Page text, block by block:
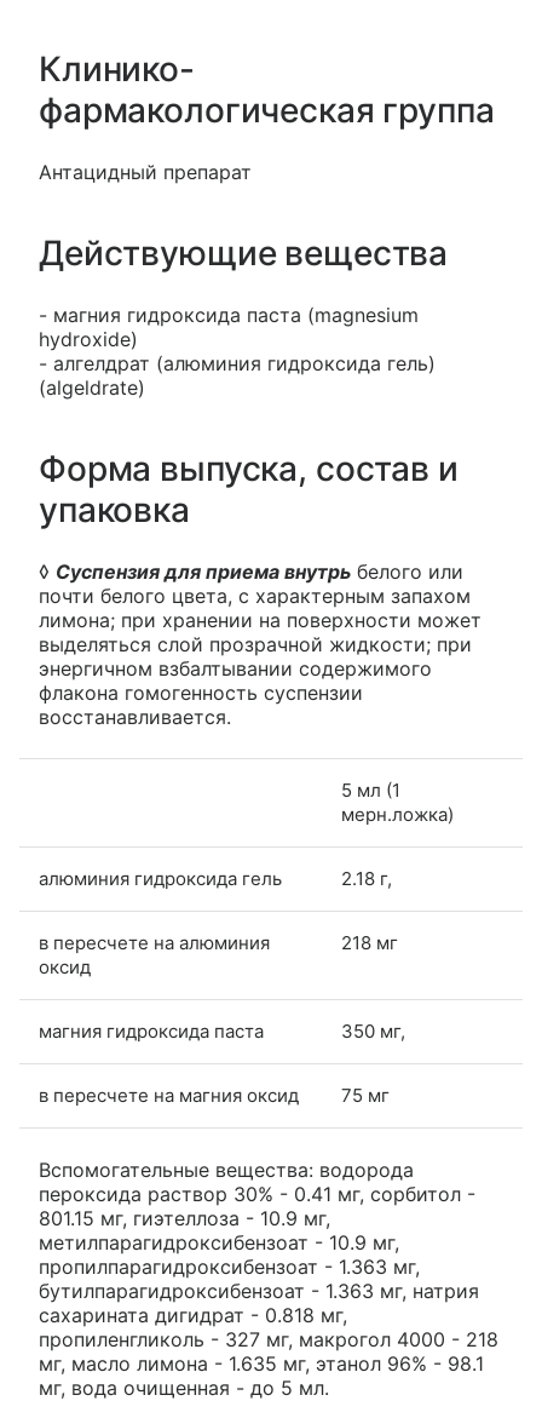
Клинико-
фармакологическая группа
Антацидный препарат
Действующие вещества
- магния гидроксида паста (magnesium
hydroxide)
- алгелдрат (алюминия гидроксида гель)
(algeldrate)
Форма выпуска, состав и
упаковка
◊ Суспензия для приема внутрь белого или
почти белого цвета, с характерным запахом
лимона; при хранении на поверхности может
выделяться слой прозрачной жидкости; при
энергичном взбалтывании содержимого
флакона гомогенность суспензии
восстанавливается.
5 мл (1
мерн.ложка)
алюминия гидроксида гель 2.18 г,
в пересчете на алюминия
оксид
218 мг
магния гидроксида паста 350 мг,
в пересчете на магния оксид 75 мг
Вспомогательные вещества: водорода
пероксида раствор 30% - 0.41 мг, сорбитол -
801.15 мг, гиэтеллоза - 10.9 мг,
метилпарагидроксибензоат - 10.9 мг,
пропилпарагидроксибензоат - 1.363 мг,
бутилпарагидроксибензоат - 1.363 мг, натрия
сахарината дигидрат - 0.818 мг,
пропиленгликоль - 327 мг, макрогол 4000 - 218
мг, масло лимона - 1.635 мг, этанол 96% - 98.1
мг, вода очищенная - до 5 мл.